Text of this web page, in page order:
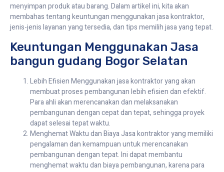
menyimpan produk atau barang. Dalam artikel ini, kita akan
membahas tentang keuntungan menggunakan jasa kontraktor,
jenis-jenis layanan yang tersedia, dan tips memilih jasa yang tepat.
Keuntungan Menggunakan Jasa
bangun gudang Bogor Selatan
Lebih Efisien Menggunakan jasa kontraktor yang akan
membuat proses pembangunan lebih efisien dan efektif.
Para ahli akan merencanakan dan melaksanakan
pembangunan dengan cepat dan tepat, sehingga proyek
dapat selesai tepat waktu.
Menghemat Waktu dan Biaya Jasa kontraktor yang memiliki
pengalaman dan kemampuan untuk merencanakan
pembangunan dengan tepat. Ini dapat membantu
menghemat waktu dan biaya pembangunan, karena para